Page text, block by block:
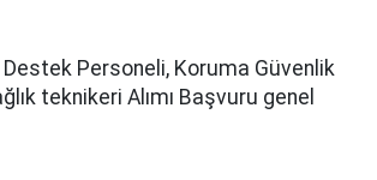
Personeli, Koruma Güvenlik
teknikeri Alımı Başvuru genel